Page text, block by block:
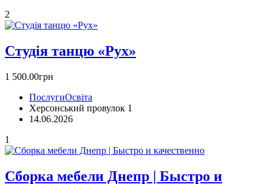
2
Студія танцю «Рух»
1 500.00грн
ПослугиОсвіта
Херсонський провулок 1
14.06.2026
1
Сборка мебели Днепр | Быстро и